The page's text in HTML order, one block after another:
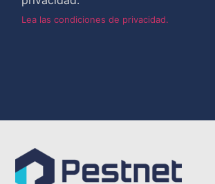
Lea las condiciones de privacidad.